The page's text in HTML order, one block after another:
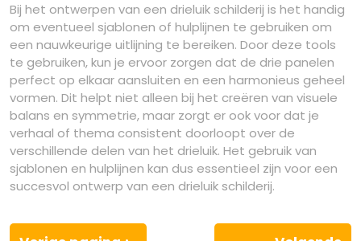
Bij het ontwerpen van een drieluik schilderij is het handig
om eventueel sjablonen of hulplijnen te gebruiken om
een nauwkeurige uitlijning te bereiken. Door deze tools
te gebruiken, kun je ervoor zorgen dat de drie panelen
perfect op elkaar aansluiten en een harmonieus geheel
vormen. Dit helpt niet alleen bij het creëren van visuele
balans en symmetrie, maar zorgt er ook voor dat je
verhaal of thema consistent doorloopt over de
verschillende delen van het drieluik. Het gebruik van
sjablonen en hulplijnen kan dus essentieel zijn voor een
succesvol ontwerp van een drieluik schilderij.
Berichtnavigatie